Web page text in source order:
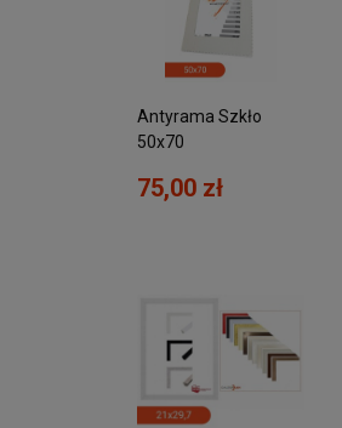
Antyrama Szkło
50x70
75,00 zł